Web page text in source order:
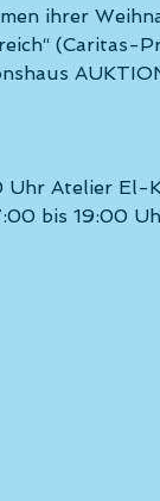
ihrer
(Caritas-
Uhr Atelier El-
bis 19:00